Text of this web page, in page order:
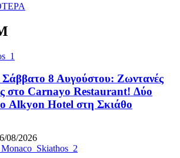
8 Αυγούστου: Ζωντανές
στο Carnayo Restaurant! Δύο
Alkyon Hotel στη Σκιάθο
08/2026